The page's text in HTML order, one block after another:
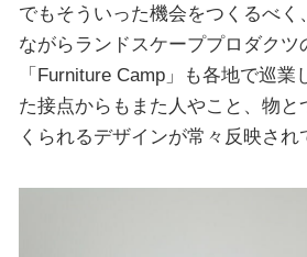
でもそういった機会をつくるべく
ながらランドスケーププロダクツ
「Furniture Camp」も各地で巡業
た接点からもまた人やこと、物と
くられるデザインが常々反映され